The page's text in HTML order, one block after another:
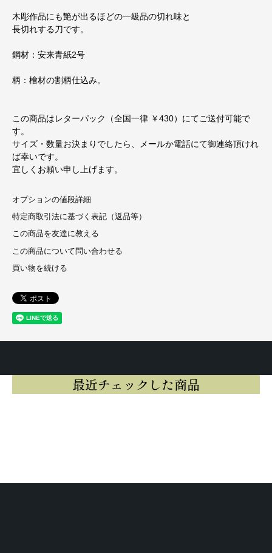
木彫作品にも艶が出るほどの一級品の切れ味と
長切れする刀です。
鋼材：安来青紙2号
柄：檜材の割柄仕込み。
この商品はレターパック（全国一律 ￥430）にてご送付可能で
す。
サイズ・数量お決まりでしたら、メールか電話にて御連絡頂けれ
ば幸いです。
宜しくお願い申し上げます。
オプションの値段詳細
特定商取引法に基づく表記（返品等）
この商品を友達に教える
この商品について問い合わせる
買い物を続ける
最近チェックした商品